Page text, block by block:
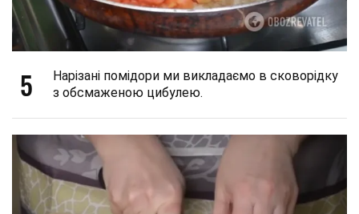
5
Нарізані помідори ми викладаємо в сковорідку
з обсмаженою цибулею.